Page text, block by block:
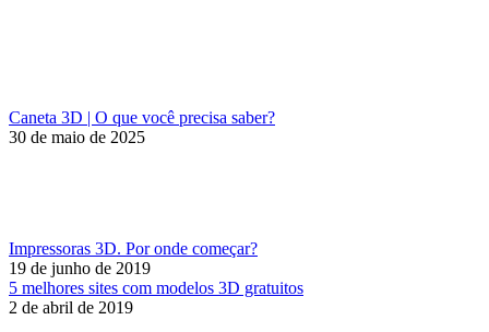
Caneta 3D | O que você precisa saber?
30 de maio de 2025
Impressoras 3D. Por onde começar?
19 de junho de 2019
5 melhores sites com modelos 3D gratuitos
2 de abril de 2019